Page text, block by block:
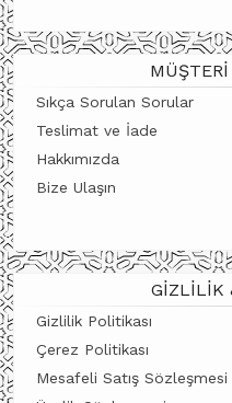
Sıkça Sorulan Sorular
Teslimat ve İade
Hakkımızda
Bize Ulaşın
GIZLILIK
Gizlilik Politikası
Çerez Politikası
Mesafeli Satış Sözleşmesi